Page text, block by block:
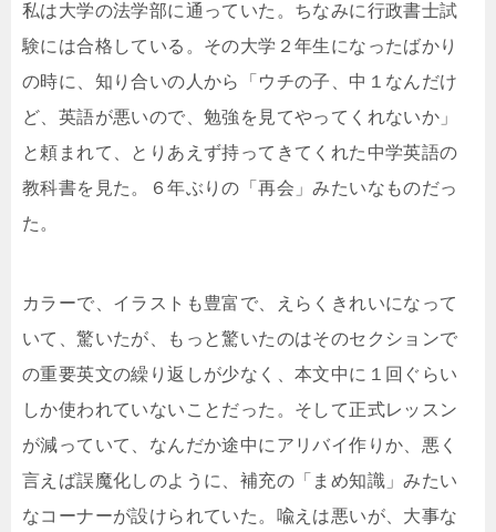
私は大学の法学部に通っていた。ちなみに行政書士試
験には合格している。その大学２年生になったばかり
の時に、知り合いの人から「ウチの子、中１なんだけ
ど、英語が悪いので、勉強を見てやってくれないか」
と頼まれて、とりあえず持ってきてくれた中学英語の
教科書を見た。６年ぶりの「再会」みたいなものだっ
た。
カラーで、イラストも豊富で、えらくきれいになって
いて、驚いたが、もっと驚いたのはそのセクションで
の重要英文の繰り返しが少なく、本文中に１回ぐらい
しか使われていないことだった。そして正式レッスン
が減っていて、なんだか途中にアリバイ作りか、悪く
言えば誤魔化しのように、補充の「まめ知識」みたい
なコーナーが設けられていた。喩えは悪いが、大事な